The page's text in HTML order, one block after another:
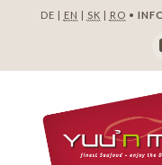
DE | EN | SK | RO •